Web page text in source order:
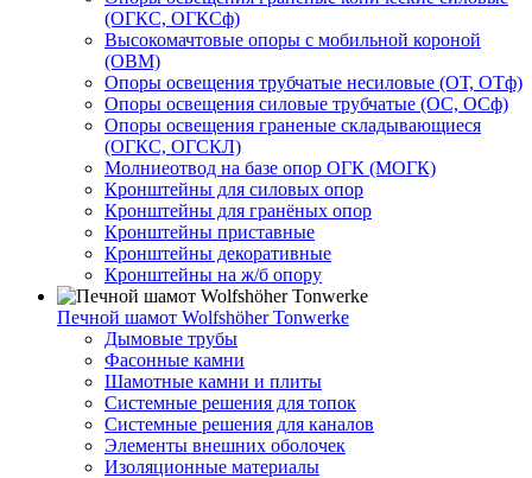
(ОГКС, ОГКСф)
Высокомачтовые опоры с мобильной короной
(ОВМ)
Опоры освещения трубчатые несиловые (ОТ, ОТф)
Опоры освещения силовые трубчатые (ОС, ОСф)
Опоры освещения граненые складывающиеся
(ОГКС, ОГСКЛ)
Молниеотвод на базе опор ОГК (МОГК)
Кронштейны для силовых опор
Кронштейны для гранёных опор
Кронштейны приставные
Кронштейны декоративные
Кронштейны на ж/б опору
Печной шамот Wolfshöher Tonwerke
Дымовые трубы
Фасонные камни
Шамотные камни и плиты
Системные решения для топок
Системные решения для каналов
Элементы внешних оболочек
Изоляционные материалы